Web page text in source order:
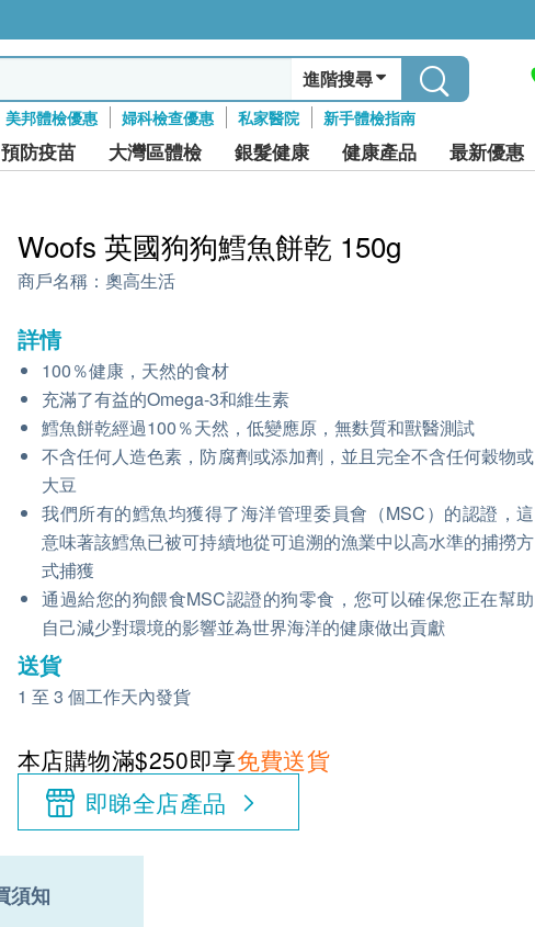
進階搜尋
美邦體檢優惠 婦科檢查優惠 私家醫院 新手體檢指南
預防疫苗 大灣區體檢 銀髮健康 健康產品 最新優惠
Woofs 英國狗狗鱈魚餅乾 150g
商戶名稱： 奧高生活
詳情
100％健康，天然的食材
充滿了有益的Omega-3和維生素
鱈魚餅乾經過100％天然，低變應原，無麩質和獸醫測試
不含任何人造色素，防腐劑或添加劑，並且完全不含任何穀物或
大豆
我們所有的鱈魚均獲得了海洋管理委員會（MSC）的認證，這
意味著該鱈魚已被可持續地從可追溯的漁業中以高水準的捕撈方
式捕獲
通過給您的狗餵食MSC認證的狗零食，您可以確保您正在幫助
自己減少對環境的影響並為世界海洋的健康做出貢獻
送貨
1 至 3 個工作天內發貨
本店購物滿$250即享免費送貨
即睇全店產品
須知